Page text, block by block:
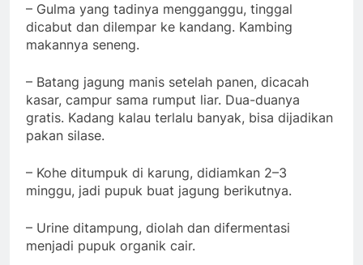
– Gulma yang tadinya mengganggu, tinggal
dicabut dan dilempar ke kandang. Kambing
makannya seneng.
– Batang jagung manis setelah panen, dicacah
kasar, campur sama rumput liar. Dua-duanya
gratis. Kadang kalau terlalu banyak, bisa dijadikan
pakan silase.
– Kohe ditumpuk di karung, didiamkan 2–3
minggu, jadi pupuk buat jagung berikutnya.
– Urine ditampung, diolah dan difermentasi
menjadi pupuk organik cair.